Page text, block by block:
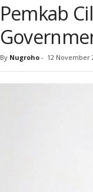
Pemkab
By Nugroho - 12 November